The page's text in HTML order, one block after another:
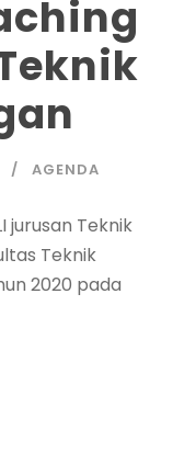
AGENDA
jurusan Teknik
Teknik
2020 pada